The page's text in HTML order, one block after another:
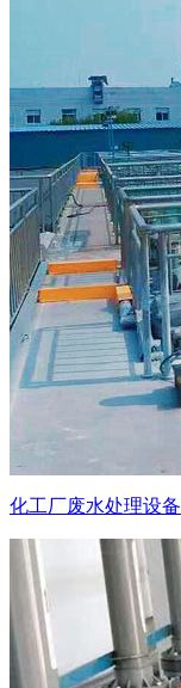
化工厂废水处理设备